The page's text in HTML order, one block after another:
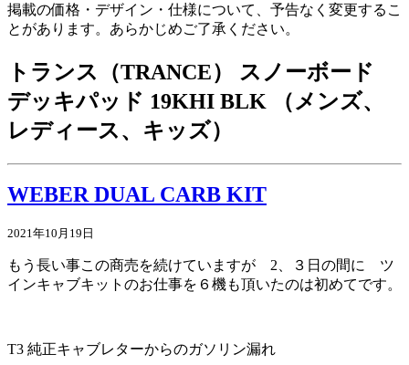
掲載の価格・デザイン・仕様について、予告なく変更するこ
とがあります。あらかじめご了承ください。
トランス（TRANCE） スノーボード
デッキパッド 19KHI BLK （メンズ、
レディース、キッズ）
WEBER DUAL CARB KIT
2021年10月19日
もう長い事この商売を続けていますが 2、３日の間に ツ
インキャブキットのお仕事を６機も頂いたのは初めてです。
T3 純正キャブレターからのガソリン漏れ